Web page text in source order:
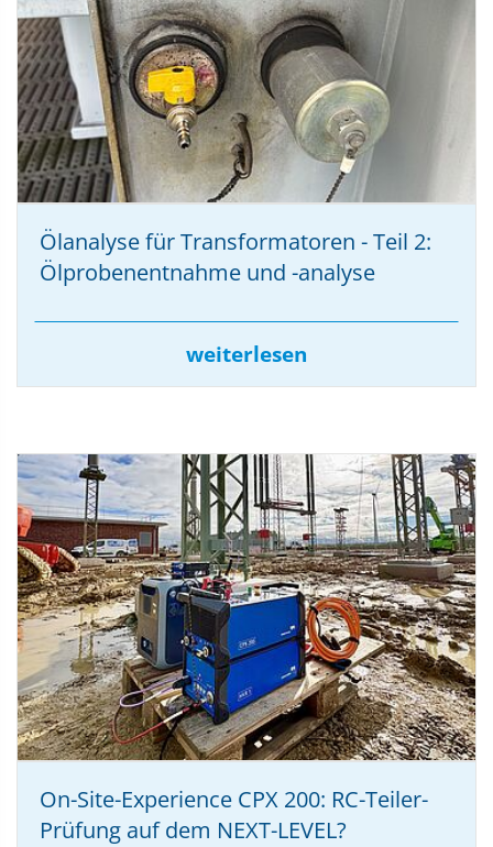
Ölanalyse für Transformatoren - Teil 2:
Ölprobenentnahme und -analyse
weiterlesen
On-Site-Experience CPX 200: RC-Teiler-
Prüfung auf dem NEXT-LEVEL?